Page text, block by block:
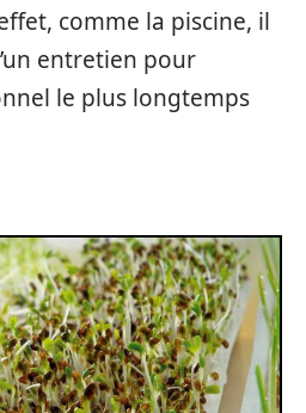
comme la piscine, il
entretien pour
le plus longtemps